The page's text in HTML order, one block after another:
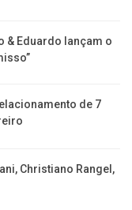
& Eduardo lançam o
de 7
Christiano Rangel,